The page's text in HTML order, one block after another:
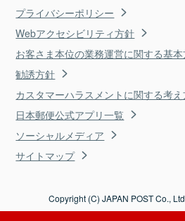
プライバシーポリシー
Webアクセシビリティ方針
お客さま本位の業務運営に関する基
勧誘方針
カスタマーハラスメントに関する考
日本郵便公式アプリ一覧
ソーシャルメディア
サイトマップ
Copyright (C) JAPAN POST Co.,